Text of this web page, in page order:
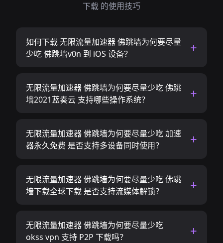
下载 的使用技巧
如何下载 无限流量加速器 佛跳墙为何要尽量
少吃 佛跳墙v0n 到 iOS 设备？
无限流量加速器 佛跳墙为何要尽量少吃 佛跳
墙2021蓝奏云 支持哪些操作系统？
无限流量加速器 佛跳墙为何要尽量少吃 加速
器永久免费 是否支持多设备同时使用？
无限流量加速器 佛跳墙为何要尽量少吃 佛跳
墙下载全球下载 是否支持流媒体解锁？
无限流量加速器 佛跳墙为何要尽量少吃
okss vpn 支持 P2P 下载吗？